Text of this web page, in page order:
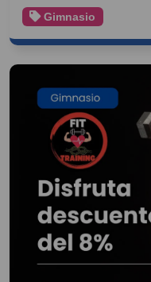
Gimnasio